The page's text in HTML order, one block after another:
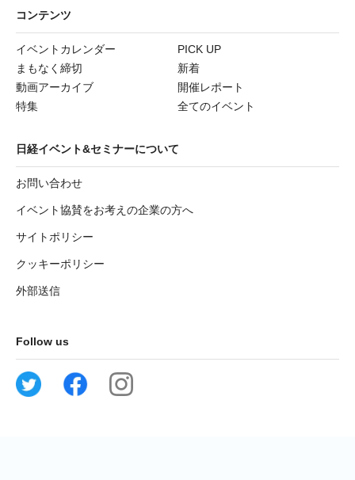
コンテンツ
イベントカレンダー
PICK UP
まもなく締切
新着
動画アーカイブ
開催レポート
特集
全てのイベント
日経イベント&セミナーについて
お問い合わせ
イベント協賛をお考えの企業の方へ
サイトポリシー
クッキーポリシー
外部送信
Follow us